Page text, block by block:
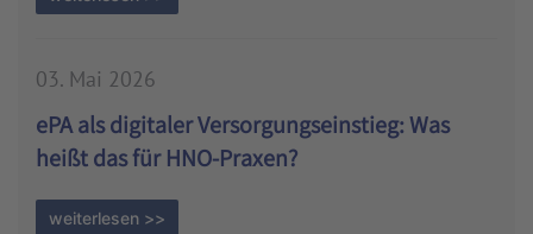
03. Mai 2026
ePA als digitaler Versorgungseinstieg: Was
heißt das für HNO-Praxen?
weiterlesen >>